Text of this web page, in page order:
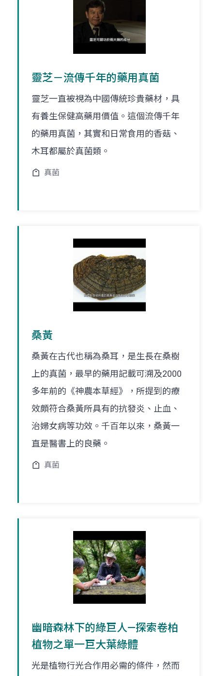
靈芝－流傳千年的藥用真菌
靈芝一直被視為中國傳統珍貴藥材，具
有養生保健高藥用價值。這個流傳千年
的藥用真菌，其實和日常食用的香菇、
木耳都屬於真菌類。
真菌
桑黃
桑黃在古代也稱為桑耳，是生長在桑樹
上的真菌，最早的藥用記載可溯及2000
多年前的《神農本草經》，所提到的療
效頗符合桑黃所具有的抗發炎、止血、
治婦女病等功效。千百年以來，桑黃一
直是醫書上的良藥。
真菌
幽暗森林下的綠巨人—探索卷柏
植物之單一巨大葉綠體
光是植物行光合作用必需的條件，然而